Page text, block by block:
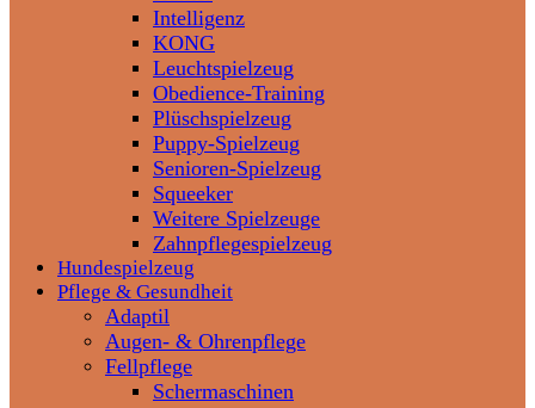
Intelligenz
KONG
Leuchtspielzeug
Obedience-Training
Plüschspielzeug
Puppy-Spielzeug
Senioren-Spielzeug
Squeeker
Weitere Spielzeuge
Zahnpflegespielzeug
Hundespielzeug
Pflege & Gesundheit
Adaptil
Augen- & Ohrenpflege
Fellpflege
Schermaschinen